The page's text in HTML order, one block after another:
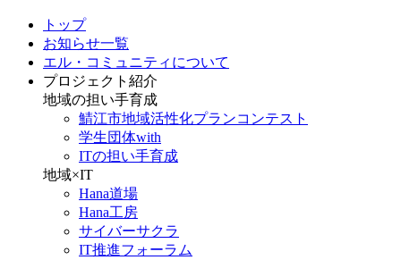
トップ
お知らせ一覧
エル・コミュニティについて
プロジェクト紹介
地域の担い手育成
鯖江市地域活性化プランコンテスト
学生団体with
ITの担い手育成
地域×IT
Hana道場
Hana工房
サイバーサクラ
IT推進フォーラム